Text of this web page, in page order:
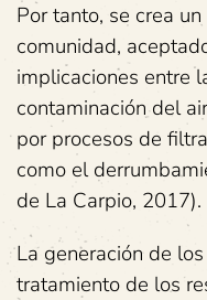
Por tanto, se crea
comunidad,
implicaciones entre
contaminación del
por procesos de
como el
de La Carpio, 2017).
La generación de
tratamiento de los